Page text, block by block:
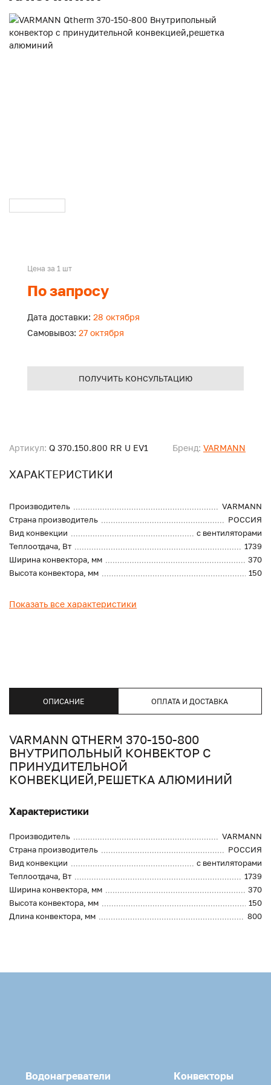
Артикул: Q 370.150.800 RR U EV1 Бренд: VARMANN
ХАРАКТЕРИСТИКИ
Производитель
VARMANN
Страна производитель
РОССИЯ
Вид конвекции
с вентиляторами
Теплоотдача, Вт
1739
Ширина конвектора, мм
370
Высота конвектора, мм
150
Показать все характеристики
Цена за 1 шт
По запросу
Дата доставки: 28 октября
Самовывоз: 27 октября
ПОЛУЧИТЬ КОНСУЛЬТАЦИЮ
ОПИСАНИЕ ОПЛАТА И ДОСТАВКА
VARMANN QTHERM 370-150-800
ВНУТРИПОЛЬНЫЙ КОНВЕКТОР С
ПРИНУДИТЕЛЬНОЙ
КОНВЕКЦИЕЙ,РЕШЕТКА АЛЮМИНИЙ
Характеристики
Производитель
VARMANN
Страна производитель
РОССИЯ
Вид конвекции
с вентиляторами
Теплоотдача, Вт
1739
Ширина конвектора, мм
370
Высота конвектора, мм
150
Длина конвектора, мм
800
Водонагреватели Конвекторы